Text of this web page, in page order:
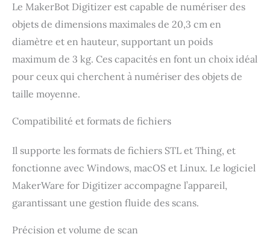
archéologiques et les
travaux industriels sur le
terrain. Remarque : le filtre
extérieur est vendu
numérisation] La bande
proche infrarouge (NIR)
prend en charge : le scan
plein champ HD (sans
hybride (double projecteur),
et le scan rapide VCSEL
capture rapide sans
lumière bleue prend en
charge : le scan par 30
lignes laser croisées
(métaux haute réflectivité
scan par ligne unique
(capture dans les trous et
Le MakerBot Digitizer est capable de numériser des
objets de dimensions maximales de 20,3 cm en
diamètre et en hauteur, supportant un poids
maximum de 3 kg. Ces capacités en font un choix idéal
pour ceux qui cherchent à numériser des objets de
taille moyenne.
Compatibilité et formats de fichiers
Il supporte les formats de fichiers STL et Thing, et
fonctionne avec Windows, macOS et Linux. Le logiciel
MakerWare for Digitizer accompagne l’appareil,
garantissant une gestion fluide des scans.
Précision et volume de scan